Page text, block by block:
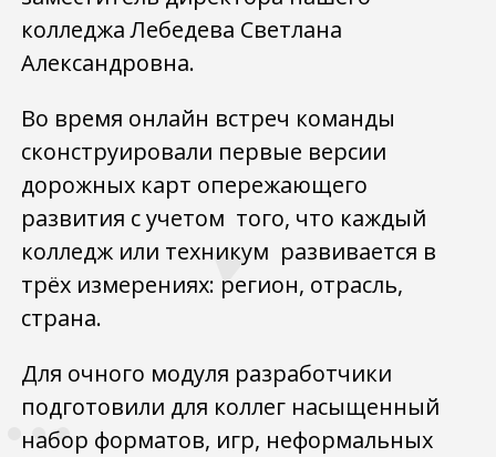
колледжа Лебедева Светлана
Александровна.
Во время онлайн встреч команды
сконструировали первые версии
дорожных карт опережающего
развития с учетом того, что каждый
колледж или техникум развивается в
трёх измерениях: регион, отрасль,
страна.
Для очного модуля разработчики
подготовили для коллег насыщенный
набор форматов, игр, неформальных